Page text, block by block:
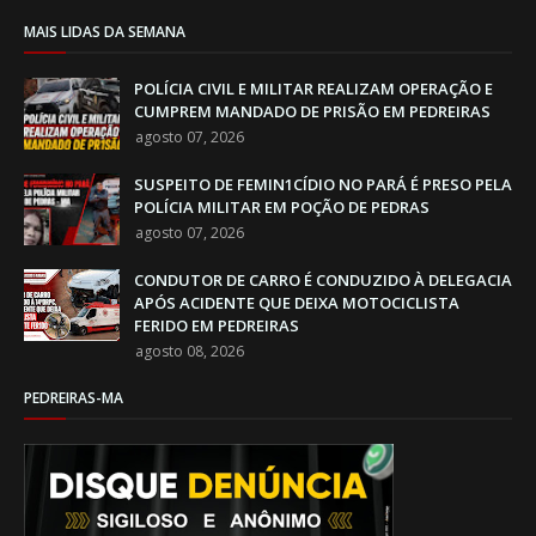
MAIS LIDAS DA SEMANA
POLÍCIA CIVIL E MILITAR REALIZAM OPERAÇÃO E
CUMPREM MANDADO DE PRISÃO EM PEDREIRAS
agosto 07, 2026
SUSPEITO DE FEMIN1CÍDIO NO PARÁ É PRESO PELA
POLÍCIA MILITAR EM POÇÃO DE PEDRAS
agosto 07, 2026
CONDUTOR DE CARRO É CONDUZIDO À DELEGACIA
APÓS ACIDENTE QUE DEIXA MOTOCICLISTA
FERIDO EM PEDREIRAS
agosto 08, 2026
PEDREIRAS-MA